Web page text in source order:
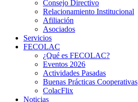
Consejo Directivo
Relacionamiento Institucional
Afiliación
Asociados
Servicios
FECOLAC
¿Qué es FECOLAC?
Eventos 2026
Actividades Pasadas
Buenas Prácticas Cooperativas
ColacFlix
Noticias